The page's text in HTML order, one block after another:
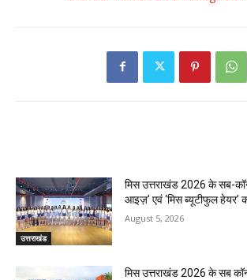
उत्तराखंड
मिस उत्तराखंड 2026 के सब-
आइज़’ एवं ‘मिस ब्यूटीफुल हेयर’
August 5, 2026
मिस उत्तराखंड 2026 के सब